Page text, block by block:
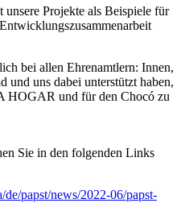
unsere Projekte als Beispiele für
bei allen Ehrenamtlern: Innen,
und uns dabei unterstützt haben,
HOGAR und für den Chocó zu
Sie in den folgenden Links
papst/news/2022-06/papst-